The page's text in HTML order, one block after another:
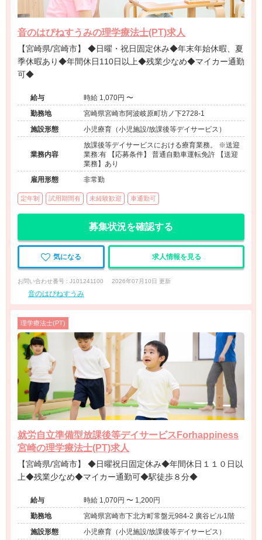
音のはぴねすうみの理学療法士(PT)求人
【宮崎県/宮崎市】 ◆日曜・祝日固定休み◆年末年始休暇、夏
季休暇あり◆年間休日110日以上◆残業少なめ◆マイカー通勤
可◆
給与
時給 1,070円 〜
勤務地
宮崎県宮崎市阿波岐原町坊ノ下2728-1
施設形態
小児療育（小児施設/放課後等デイサービス）
業務内容
放課後等デイサービスにおける療育業務。 ※送迎
業務:有 【応募条件】 普通自動車運転免許 【送迎
業務】あり
雇用形態
非常勤
定年制 試用期間有 未経験歓迎 車通勤可
募集状況を確認する
気になる 求人情報を見る
お問い合わせ番号 : J101241100 2026年07月10日 更新
音のはぴねすうみ
理学療法士(PT)
就労自立準備型放課後等デイサービスForhappiness
宮崎の理学療法士(PT)求人
【宮崎県/宮崎市】 ◆日曜祝日固定休み◆年間休日１１０日以
上◆残業少なめ◆マイカー通勤可◆駅徒歩８分◆
給与
時給 1,070円 〜 1,200円
勤務地
宮崎県宮崎市下北方町常盤元984-2 廣谷ビル1階
施設形態
小児療育（小児施設/放課後等デイサービス）